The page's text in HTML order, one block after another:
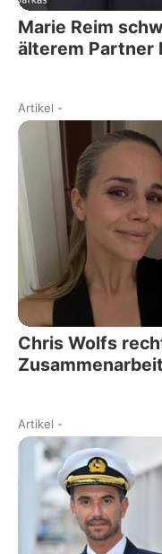
Marie Reim
älterem Partner
Artikel -
Chris Wolfs
Artikel -